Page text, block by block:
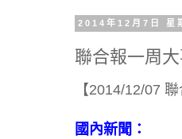
2014年12月7日 星
聯合報一周
【2014/12/07 聯
國內新聞：